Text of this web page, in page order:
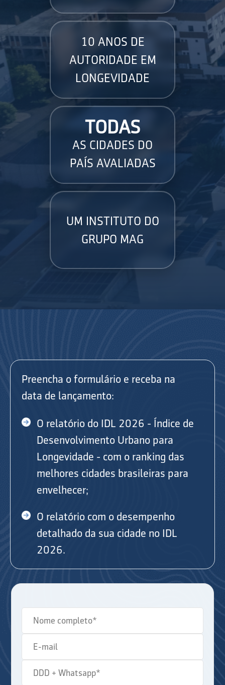
10 ANOS DE
AUTORIDADE EM
LONGEVIDADE
TODAS
AS CIDADES DO
PAÍS AVALIADAS
UM INSTITUTO DO
GRUPO MAG
Preencha o formulário e receba na
data de lançamento:
O relatório do IDL 2026 - Índice de
Desenvolvimento Urbano para
Longevidade - com o ranking das
melhores cidades brasileiras para
envelhecer;
O relatório com o desempenho
detalhado da sua cidade no IDL
2026.